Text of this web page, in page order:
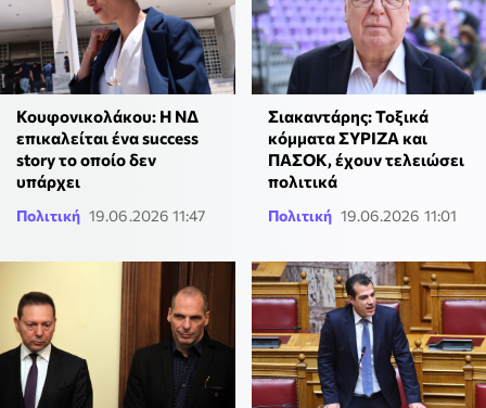
Κουφονικολάκου: Η ΝΔ
επικαλείται ένα success
story το οποίο δεν
υπάρχει
Πολιτική 19.06.2026 11:47
Σιακαντάρης: Τοξικά
κόμματα ΣΥΡΙΖΑ και
ΠΑΣΟΚ, έχουν τελειώσει
πολιτικά
Πολιτική 19.06.2026 11:01